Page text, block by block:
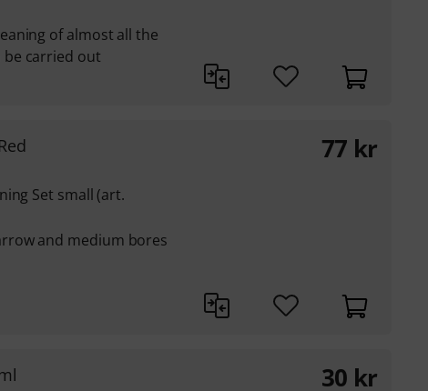
of almost all the
carried out
Set small (art.
and medium bores
77 kr
30 kr